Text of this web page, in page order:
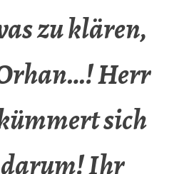
zu klären,
Herr
sich
Ihr